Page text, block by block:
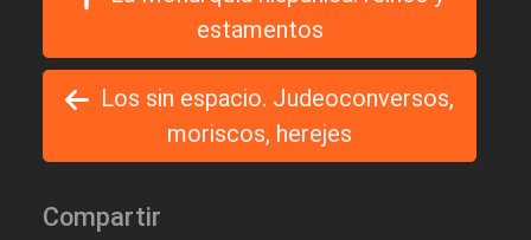
estamentos
Los sin espacio. Judeoconversos,
moriscos, herejes
Compartir